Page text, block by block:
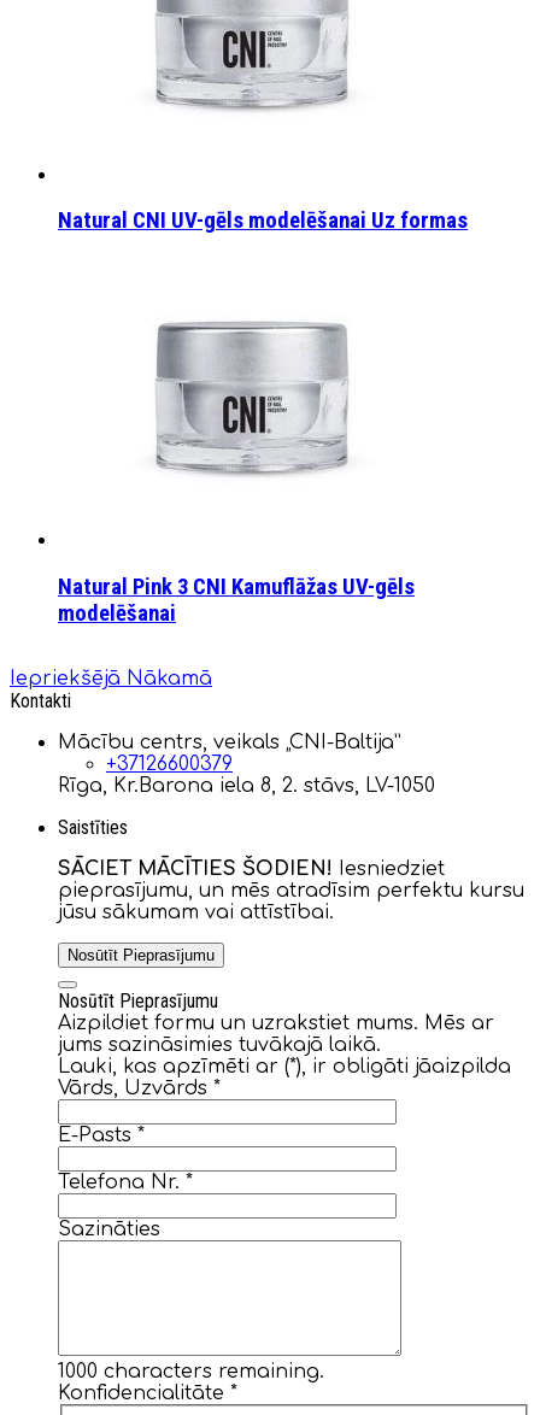
Natural CNI UV-gēls modelēšanai Uz formas
Natural Pink 3 CNI Kamuflāžas UV-gēls
modelēšanai
Iepriekšējā Nākamā
Kontakti
Mācību centrs, veikals „CNI-Baltija”
+37126600379
Rīga, Kr.Barona iela 8, 2. stāvs, LV-1050
Saistīties
SĀCIET MĀCĪTIES ŠODIEN! Iesniedziet
pieprasījumu, un mēs atradīsim perfektu kursu
jūsu sākumam vai attīstībai.
Nosūtīt Pieprasījumu
Nosūtīt Pieprasījumu
Aizpildiet formu un uzrakstiet mums. Mēs ar
jums sazināsimies tuvākajā laikā.
Lauki, kas apzīmēti ar (*), ir obligāti jāaizpilda
Vārds, Uzvārds *
E-Pasts *
Telefona Nr. *
Sazināties
1000 characters remaining.
Konfidencialitāte *